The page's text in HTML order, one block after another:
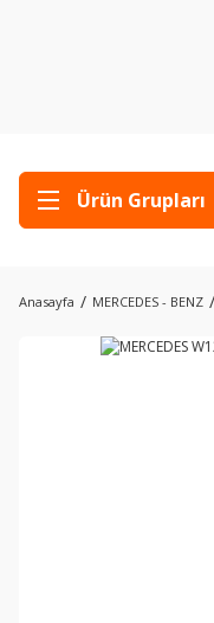
Ürün Grupları
Anasayfa MERCEDES - BENZ